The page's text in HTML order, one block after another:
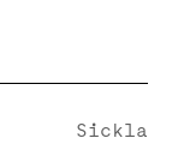
Sickla